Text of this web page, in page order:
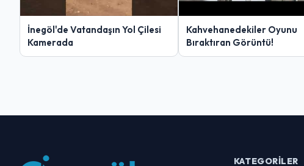
İnegöl'de Vatandaşın Yol Çilesi
Kamerada
Kahvehanedekiler Oyunu
Bıraktıran Görüntü!
KATEGORILER